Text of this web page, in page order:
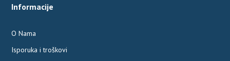
Informacije
O Nama
Isporuka i troškovi